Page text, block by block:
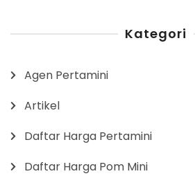
Kategori
Agen Pertamini
Artikel
Daftar Harga Pertamini
Daftar Harga Pom Mini